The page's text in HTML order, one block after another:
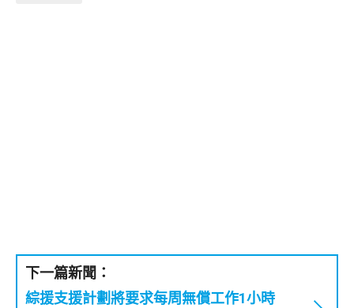
下一篇新聞：
綜援支援計劃將要求每周無償工作1小時